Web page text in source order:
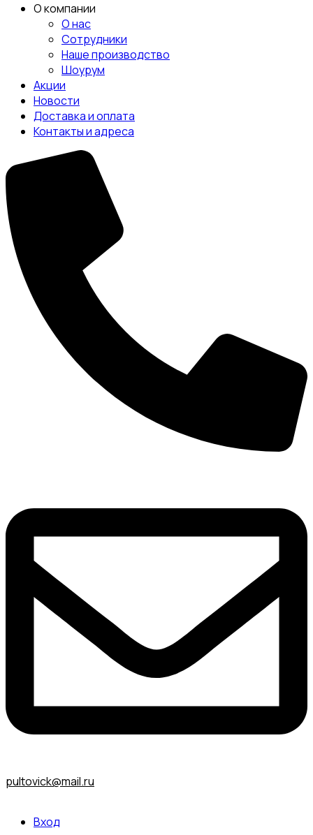
О компании
О нас
Сотрудники
Наше производство
Шоурум
Акции
Новости
Доставка и оплата
Контакты и адреса
pultovick@mail.ru
Вход